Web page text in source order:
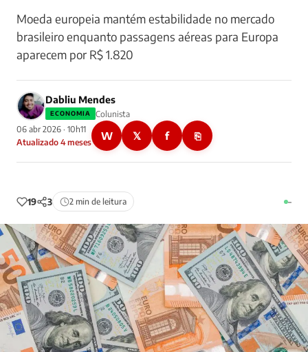
Moeda europeia mantém estabilidade no mercado
brasileiro enquanto passagens aéreas para Europa
aparecem por R$ 1.820
Dabliu Mendes
ECONOMIA
Colunista
06 abr 2026 · 10h11
Atualizado 4 meses
W 𝕏 f ⎘
19 3 2 min de leitura –